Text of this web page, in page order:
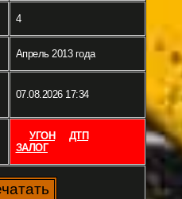
4
Апрель 2013 года
07.08.2026 17:34
УГОН
ДТП
ЗАЛОГ